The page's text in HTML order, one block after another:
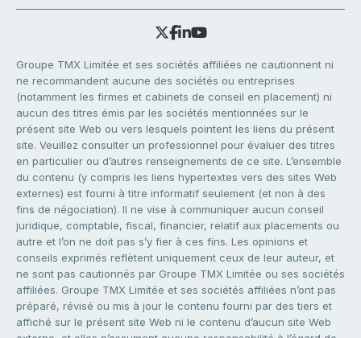
Groupe TMX Limitée et ses sociétés affiliées ne cautionnent ni
ne recommandent aucune des sociétés ou entreprises
(notamment les firmes et cabinets de conseil en placement) ni
aucun des titres émis par les sociétés mentionnées sur le
présent site Web ou vers lesquels pointent les liens du présent
site. Veuillez consulter un professionnel pour évaluer des titres
en particulier ou d’autres renseignements de ce site. L’ensemble
du contenu (y compris les liens hypertextes vers des sites Web
externes) est fourni à titre informatif seulement (et non à des
fins de négociation). Il ne vise à communiquer aucun conseil
juridique, comptable, fiscal, financier, relatif aux placements ou
autre et l’on ne doit pas s’y fier à ces fins. Les opinions et
conseils exprimés reflètent uniquement ceux de leur auteur, et
ne sont pas cautionnés par Groupe TMX Limitée ou ses sociétés
affiliées. Groupe TMX Limitée et ses sociétés affiliées n’ont pas
préparé, révisé ou mis à jour le contenu fourni par des tiers et
affiché sur le présent site Web ni le contenu d’aucun site Web